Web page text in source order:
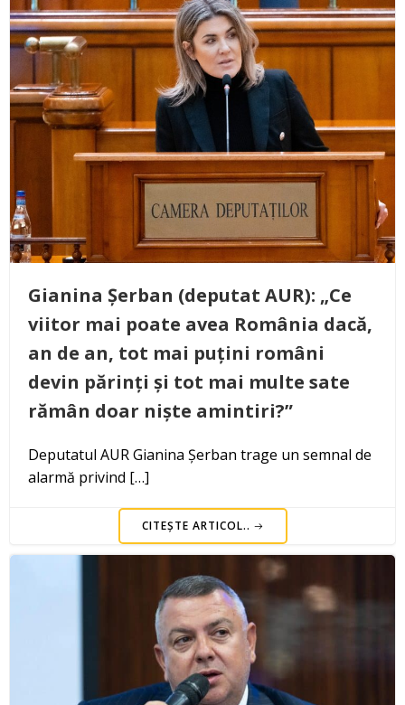
Gianina Șerban (deputat AUR): „Ce
viitor mai poate avea România dacă,
an de an, tot mai puțini români
devin părinți și tot mai multe sate
rămân doar niște amintiri?”
Deputatul AUR Gianina Șerban trage un semnal de
alarmă privind […]
CITEȘTE ARTICOL..